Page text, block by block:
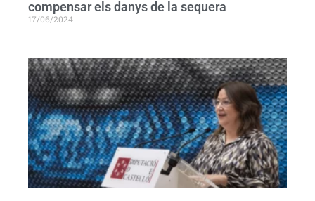
compensar els danys de la sequera
17/06/2024